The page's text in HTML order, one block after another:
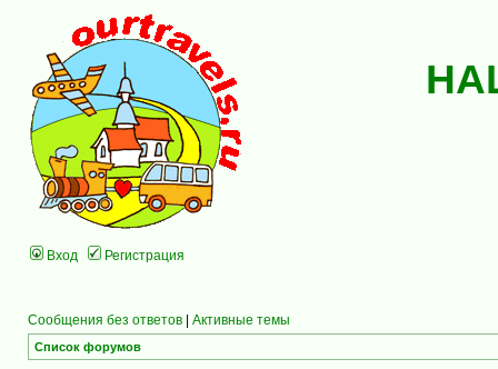
Вход Регистрация
Сообщения без ответов | Активные темы
Список форумов